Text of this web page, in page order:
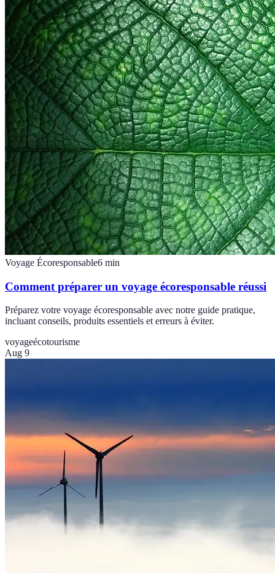
Voyage Écoresponsable6 min
Comment préparer un voyage écoresponsable réussi
Préparez votre voyage écoresponsable avec notre guide pratique,
incluant conseils, produits essentiels et erreurs à éviter.
voyageécotourisme
Aug 9